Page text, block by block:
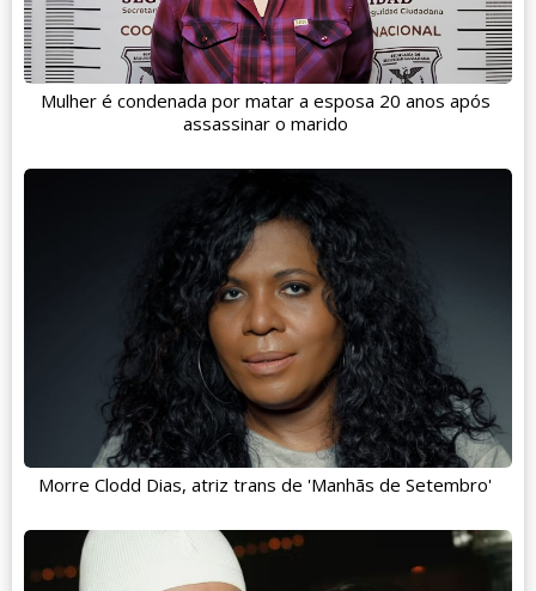
Mulher é condenada por matar a esposa 20 anos após
assassinar o marido
Morre Clodd Dias, atriz trans de 'Manhãs de Setembro'